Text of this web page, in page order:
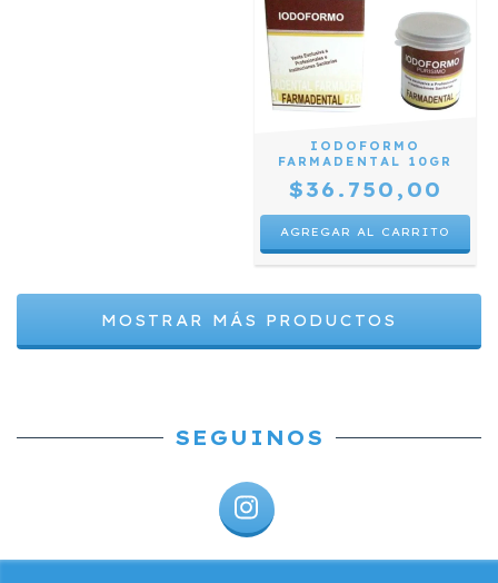
IODOFORMO
FARMADENTAL 10GR
$36.750,00
MOSTRAR MÁS PRODUCTOS
SEGUINOS